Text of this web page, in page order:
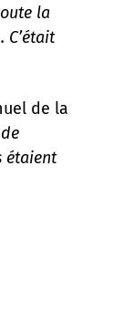
la
de la
étaient